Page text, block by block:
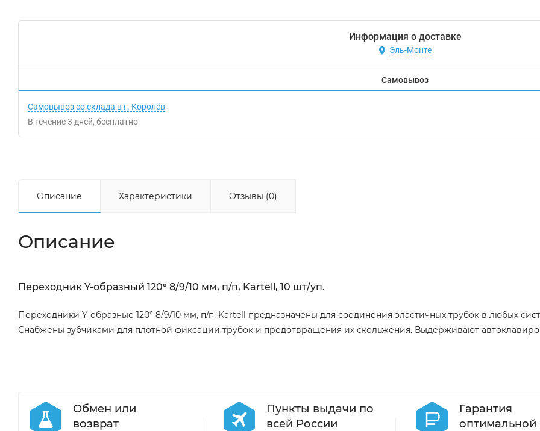
Информация о доставке
Эль-Монте
Самовывоз
Самовывоз со склада в г. Королёв
В течение3 дней Бесплатно
Описание Характеристики Отзывы (0)
Описание
Переходник Y-образный 120° 8/9/10 мм, п/п, Kartell, 10 шт/уп.
Переходники Y-образные 120° 8/9/10 мм, п/п, Kartell предназначены для соединения эластичных трубок в любых
Снабжены зубчиками для плотной фиксации трубок и предотвращения их скольжения. Выдерживают
Обмен или
возврат
Пункты выдачи по
всей России
Гарантия
оптимальной